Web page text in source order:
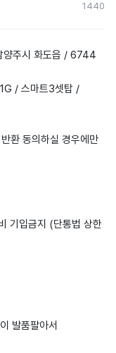
1440
양주시 화도읍 / 6744
/ 스마트3셋탑 /
환 동의하실 경우에만
기입금지 (단통법 상한
발품팔아서